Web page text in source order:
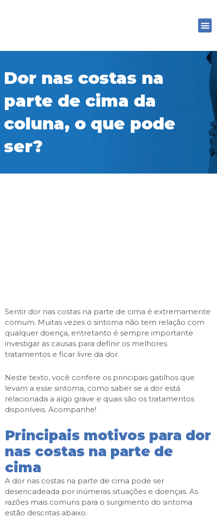
Dor nas costas na
parte de cima da
coluna, o que pode
ser?
Sentir dor nas costas na parte de cima é extremamente
comum. Muitas vezes o sintoma não tem relação com
qualquer doença, entretanto é sempre importante
investigar as causas para definir os melhores
tratamentos e ficar livre da dor.
Neste texto, você confere os principais gatilhos que
levam a esse sintoma, como saber se a dor está
relacionada a algo grave e quais são os tratamentos
disponíveis. Acompanhe!
Principais motivos para dor
nas costas na parte de
cima
A dor nas costas na parte de cima pode ser
desencadeada por inúmeras situações e doenças. As
razões mais comuns para o surgimento do sintoma
estão descritas abaixo.